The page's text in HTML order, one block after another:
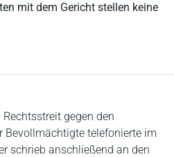
mit dem Gericht stellen keine
gegen den
Bevollmächtigte telefonierte im
schrieb anschließend an den